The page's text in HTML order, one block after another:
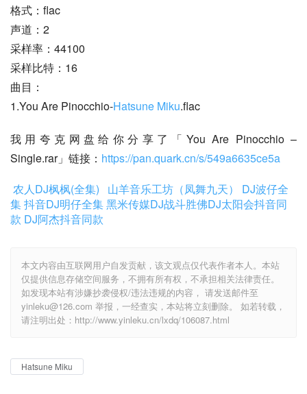
格式：flac
声道：2
采样率：44100
采样比特：16
曲目：
1.You Are Pinocchio-Hatsune Miku.flac
我用夸克网盘给你分享了「You Are Pinocchio –
Single.rar」链接： https://pan.quark.cn/s/549a6635ce5a
农人DJ枫枫(全集)
山羊音乐工坊（凤舞九天）
DJ波仔全
集抖音DJ明仔全集黑米传媒DJ战斗胜佛DJ太阳会抖音同
款 DJ阿杰抖音同款
本文内容由互联网用户自发贡献，该文观点仅代表作者本人。本站
仅提供信息存储空间服务，不拥有所有权，不承担相关法律责任。
如发现本站有涉嫌抄袭侵权/违法违规的内容， 请发送邮件至
yinleku@126.com 举报，一经查实，本站将立刻删除。 如若转载，
请注明出处：http://www.yinleku.cn/lxdq/106087.html
Hatsune Miku